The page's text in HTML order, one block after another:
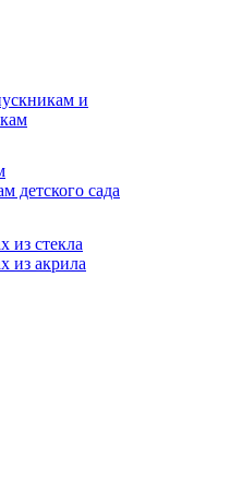
и
детского сада
из стекла
из акрила